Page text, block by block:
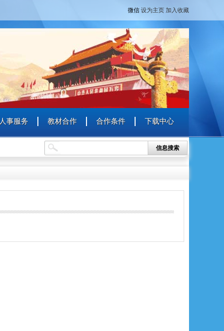
微信 设为主页 加入收藏
人事服务 教材合作 合作条件 下载中心
信息搜索